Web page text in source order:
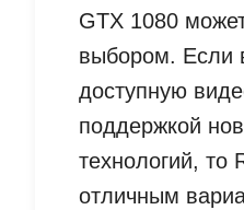
GTX 1080
выбором. Если
доступную
поддержкой
технологий, то
отличным